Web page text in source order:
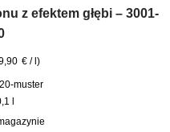
z efektem głębi – 3001-
€/ )
muster
l